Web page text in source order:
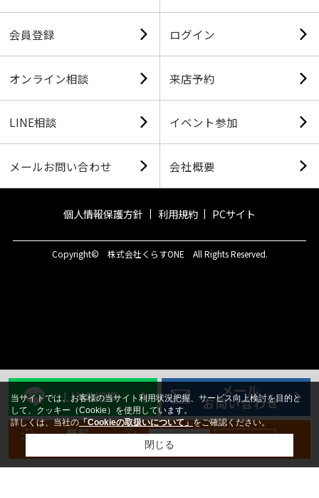
会員登録 ログイン
オンライン相談 来店予約
LINE相談 イベント参加
メールお問い合わせ 会社概要
個人情報保護方針 利用規約 PCサイト
LINE相談 メール
お問い合わせ
無料 新規登録
Copyright© 株式会社くらすONE All Rights Reserved.
当サイトでは、お客様の当サイト利用状況把握、サービス向上検討を目的と
して、クッキー（Cookie）を使用しています。
詳しくは、当社の「Cookieの取扱いについて」をご確認ください。
閉じる